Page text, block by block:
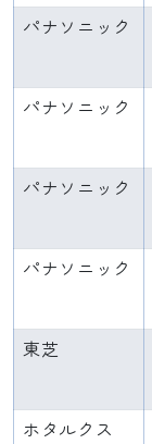
パナソニック
パナソニック
パナソニック
パナソニック
東芝
ホタルクス